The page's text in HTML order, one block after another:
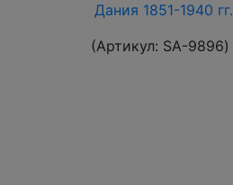
Дания 1851-1940
(Артикул: SA-9896)